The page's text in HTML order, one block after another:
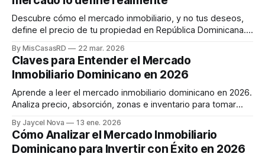
Descubre cómo el mercado inmobiliario, y no tus deseos,
define el precio de tu propiedad en República Dominicana.
By MisCasasRD 22 mar. 2026
Claves para Entender el Mercado
Inmobiliario Dominicano en 2026
Aprende a leer el mercado inmobiliario dominicano en 2026.
Analiza precio, absorción, zonas e inventario para tomar
By Jaycel Nova 13 ene. 2026
Cómo Analizar el Mercado Inmobiliario
Dominicano para Invertir con Éxito en 2026